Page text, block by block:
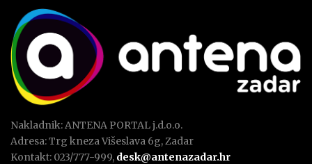
Nakladnik: ANTENA PORTAL j.d.o.o.
Adresa: Trg kneza Višeslava 6g, Zadar
Kontakt: 023/777-999, desk@antenazadar.hr